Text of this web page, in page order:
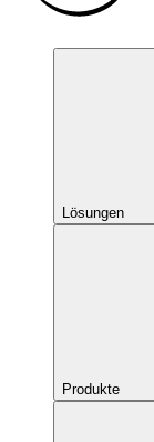
Lösungen
Produkte